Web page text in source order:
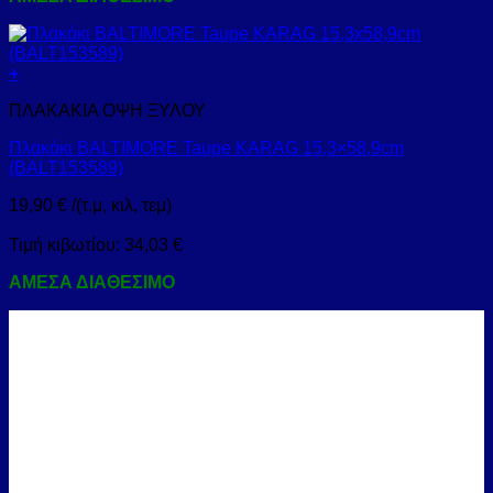
+
ΠΛΑΚΑΚΙΑ ΟΨΗ ΞΥΛΟΥ
Πλακάκι BALTIMORE Taupe KARAG 15,3×58,9cm
(BALT153589)
19,90 € /(τ.μ, κιλ, τεμ)
Τιμή κιβωτίου: 34,03 €
ΑΜΕΣΑ ΔΙΑΘΕΣΙΜΟ